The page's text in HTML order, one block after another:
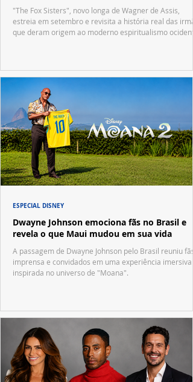
"The Fox Sisters", novo longa de Wagner de Assis,
estreia em setembro e revisita a história real das
que deram origem ao moderno espiritualismo
Dwayne Johnson emociona fãs no Brasil e
revela o que Maui mudou em sua vida
A passagem de Dwayne Johnson pelo Brasil reuniu fãs,
imprensa e convidados em uma experiência imersiva
inspirada no universo de "Moana".
ESPECIAL DISNEY